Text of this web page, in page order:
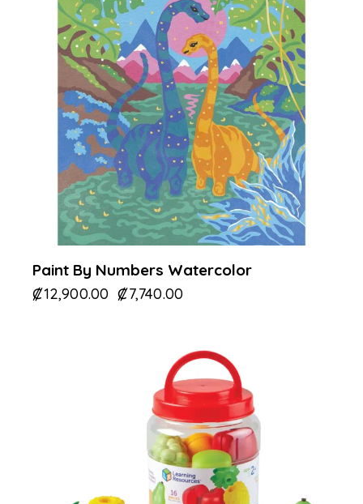
Paint By Numbers Watercolor
₡12,900.00 ₡7,740.00